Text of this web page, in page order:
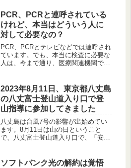
た。登龍道路は初見には難しい道とい
うことをご理解下さい。
PCR、PCRと連呼されている
けれど、本当はどういう人に
対して必要なの？
PCR、PCRとテレビなどでは連呼され
ています。でも、本当に検査に必要な
人は、今まで通り、医療関連機関で認
割についてお話しします。
2023年8月11日、東京都八丈島
の八丈富士登山道入り口で登
山指導に参加してきました
八丈島は台風7号の影響が出始めてい
ます。8月11日は山の日ということ
で、八丈富士登山道入り口で、「安全
す。
ソフトバンク光の解約は覚悟